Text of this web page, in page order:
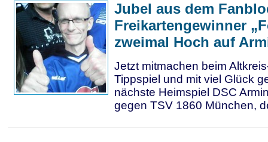
Jubel aus dem
Freikartengewinner
zweimal Hoch auf
Jetzt mitmachen beim
Tippspiel und mit viel Glück
nächste Heimspiel DSC
gegen TSV 1860 München,